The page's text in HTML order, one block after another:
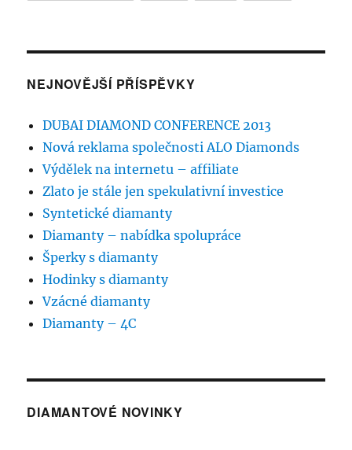
NEJNOVĚJŠÍ PŘÍSPĚVKY
DUBAI DIAMOND CONFERENCE 2013
Nová reklama společnosti ALO Diamonds
Výdělek na internetu – affiliate
Zlato je stále jen spekulativní investice
Syntetické diamanty
Diamanty – nabídka spolupráce
Šperky s diamanty
Hodinky s diamanty
Vzácné diamanty
Diamanty – 4C
DIAMANTOVÉ NOVINKY